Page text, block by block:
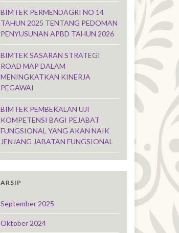
BIMTEK PERMENDAGRI NO 14
TAHUN 2025 TENTANG PEDOMAN
PENYUSUNAN APBD TAHUN 2026
BIMTEK SASARAN STRATEGI
ROAD MAP DALAM
MENINGKATKAN KINERJA
PEGAWAI
BIMTEK PEMBEKALAN UJI
KOMPETENSI BAGI PEJABAT
FUNGSIONAL YANG AKAN NAIK
JENJANG JABATAN FUNGSIONAL
ARSIP
September 2025
Oktober 2024